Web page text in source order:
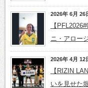
2026年 6月 26
【
ニ・アロー
2026年 4月 12
【RIZIN
いを見せた